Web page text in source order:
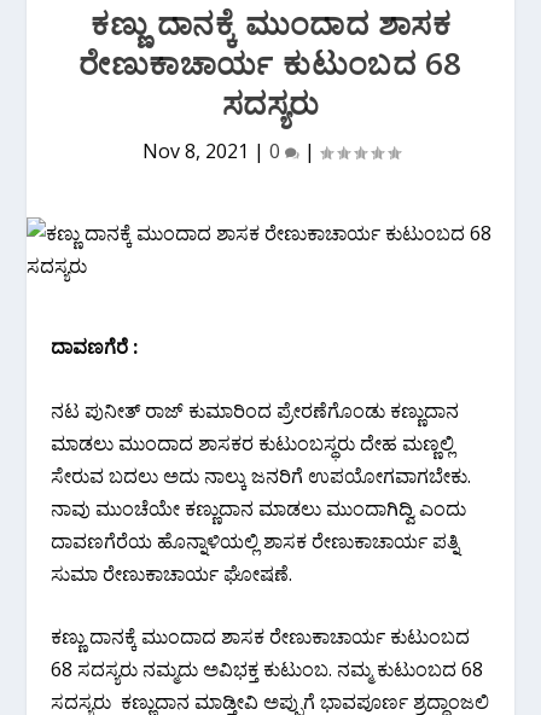
ಕಣ್ಣು ದಾನಕ್ಕೆ ಮುಂದಾದ ಶಾಸಕ
ರೇಣುಕಾಚಾರ್ಯ ಕುಟುಂಬದ 68
ಸದಸ್ಯರು
Nov 8, 2021 | 0 |
ದಾವಣಗೆರೆ :
ನಟ ಪುನೀತ್ ರಾಜ್ ಕುಮಾರಿಂದ ಪ್ರೇರಣೆಗೊಂಡು ಕಣ್ಣುದಾನ
ಮಾಡಲು ಮುಂದಾದ ಶಾಸಕರ ಕುಟುಂಬಸ್ಥರು ದೇಹ ಮಣ್ಣಲ್ಲಿ
ಸೇರುವ ಬದಲು ಅದು ನಾಲ್ಕು ಜನರಿಗೆ ಉಪಯೋಗವಾಗಬೇಕು.
ನಾವು ಮುಂಚೆಯೇ ಕಣ್ಣುದಾನ ಮಾಡಲು ಮುಂದಾಗಿದ್ವಿ ಎಂದು
ದಾವಣಗೆರೆಯ ಹೊನ್ನಾಳಿಯಲ್ಲಿ ಶಾಸಕ ರೇಣುಕಾಚಾರ್ಯ ಪತ್ನಿ
ಸುಮಾ ರೇಣುಕಾಚಾರ್ಯ ಘೋಷಣೆ.
ಕಣ್ಣು ದಾನಕ್ಕೆ ಮುಂದಾದ ಶಾಸಕ ರೇಣುಕಾಚಾರ್ಯ ಕುಟುಂಬದ
68 ಸದಸ್ಯರು ನಮ್ಮದು ಅವಿಭಕ್ತ ಕುಟುಂಬ. ನಮ್ಮ ಕುಟುಂಬದ 68
ಸದಸ್ಯರು ಕಣ್ಣುದಾನ ಮಾಡ್ತೀವಿ‌ ಅಪ್ಪುಗೆ ಭಾವಪೂರ್ಣ ಶ್ರದ್ಧಾಂಜಲಿ